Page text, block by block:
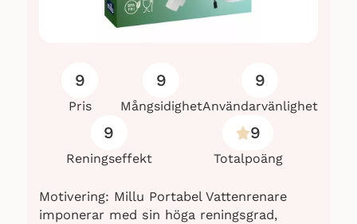
9
Pris
9
Mångsidighet
9
Användarvänlighet
9
Reningseffekt
9
Totalpoäng
Motivering: Millu Portabel Vattenrenare
imponerar med sin höga reningsgrad,